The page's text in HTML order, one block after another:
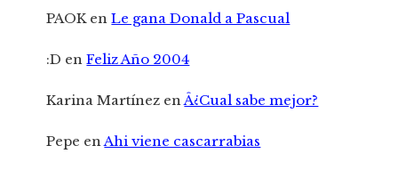
PAOKenLe gana Donald a Pascual
:D enFeliz Año 2004
Karina Martínez enÂ¿Cual sabe mejor?
Pepe enAhi viene cascarrabias